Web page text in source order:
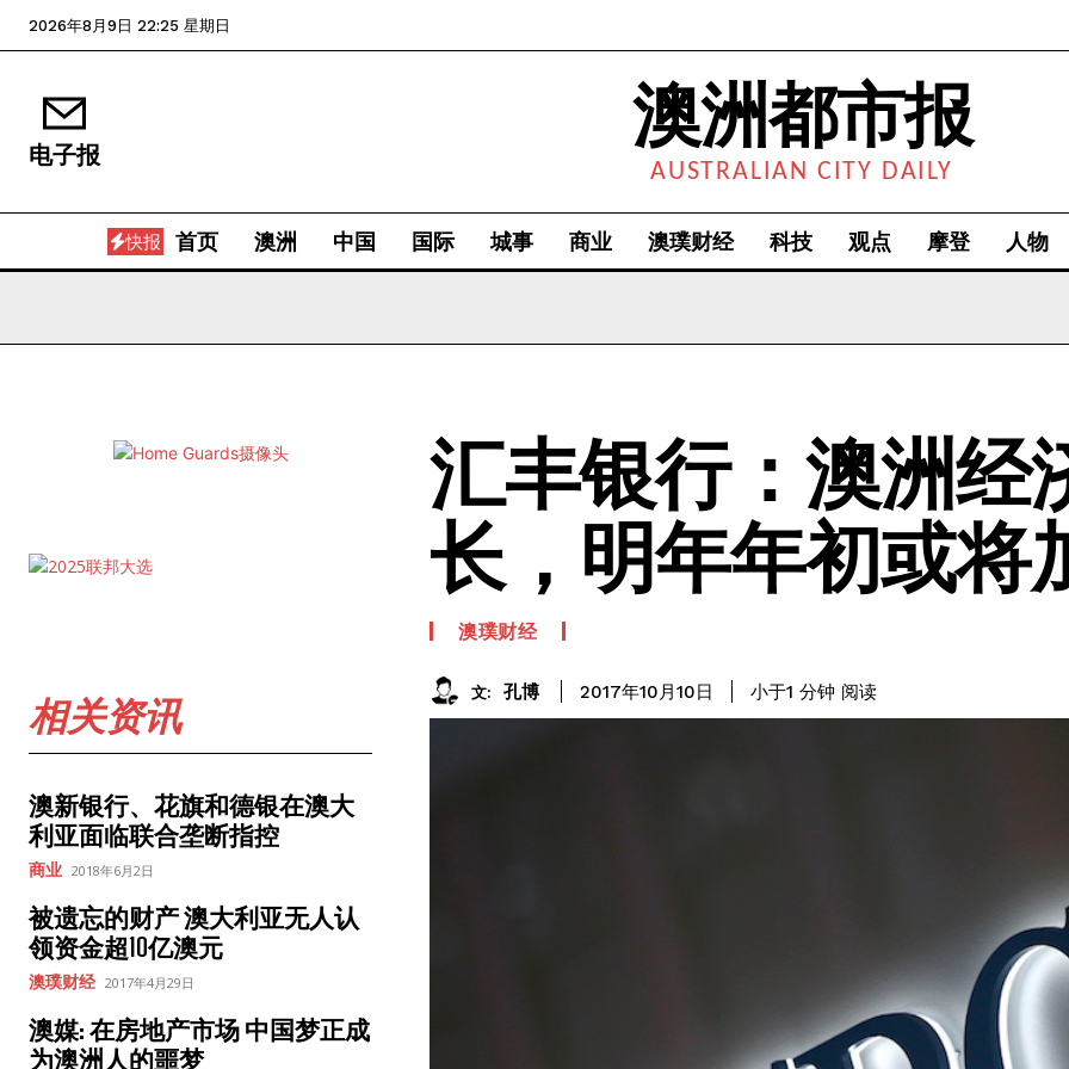
2026年8月9日 22:25 星期日
电子报 澳洲都市报
AUSTRALIAN CITY DAILY
快报 首页 澳洲 中国 国际 城事 商业 澳璞财经 科技 观点 摩登 人物
相关资讯
澳新银行、花旗和德银在澳大
利亚面临联合垄断指控
商业 2018年6月2日
被遗忘的财产 澳大利亚无人认
领资金超10亿澳元
澳璞财经 2017年4月29日
澳媒: 在房地产市场 中国梦正成
为澳洲人的噩梦
汇丰银行：澳洲经
长，明年年初或将
澳璞财经
文: 孔博 2017年10月10日 小于1 分钟 阅读